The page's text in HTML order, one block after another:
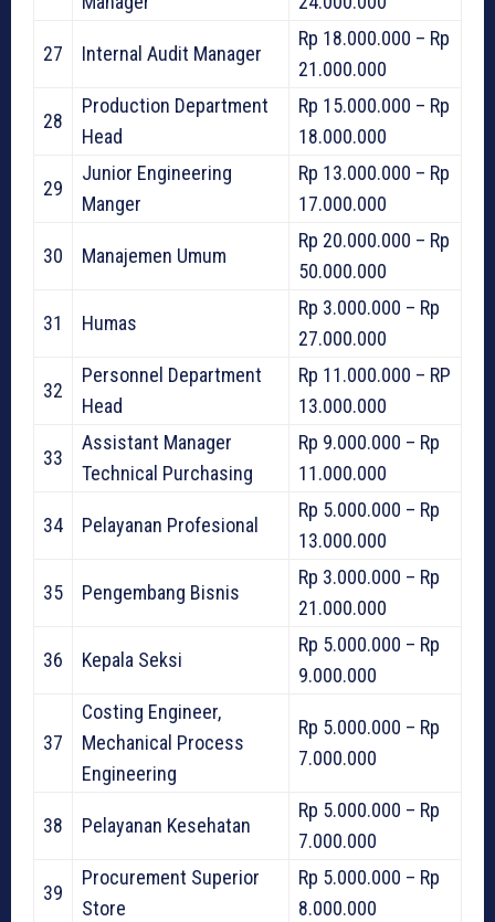
27 Internal Audit Manager
Rp 18.000.000 – Rp
21.000.000
28
Production Department
Head
Rp 15.000.000 – Rp
18.000.000
29
Junior Engineering
Manger
Rp 13.000.000 – Rp
17.000.000
30 Manajemen Umum
Rp 20.000.000 – Rp
50.000.000
31 Humas
Rp 3.000.000 – Rp
27.000.000
32
Personnel Department
Head
Rp 11.000.000 – RP
13.000.000
33
Assistant Manager
Technical Purchasing
Rp 9.000.000 – Rp
11.000.000
34 Pelayanan Profesional
Rp 5.000.000 – Rp
13.000.000
35 Pengembang Bisnis
Rp 3.000.000 – Rp
21.000.000
36 Kepala Seksi
Rp 5.000.000 – Rp
9.000.000
37
Costing Engineer,
Mechanical Process
Engineering
Rp 5.000.000 – Rp
7.000.000
38 Pelayanan Kesehatan
Rp 5.000.000 – Rp
7.000.000
39
Procurement Superior
Store
Rp 5.000.000 – Rp
8.000.000